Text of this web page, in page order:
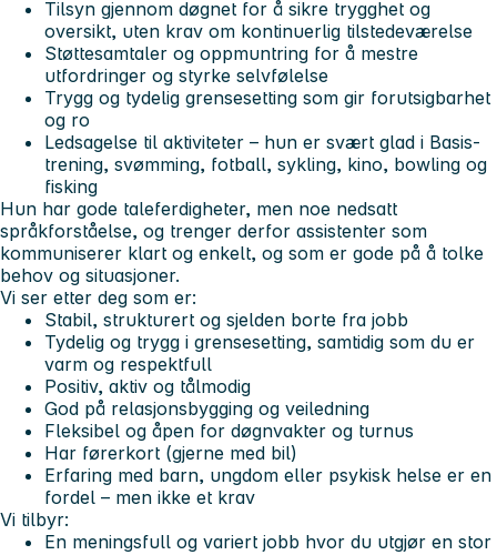
Tilsyn gjennom døgnet for å sikre trygghet og
oversikt, uten krav om kontinuerlig tilstedeværelse
Støttesamtaler og oppmuntring for å mestre
utfordringer og styrke selvfølelse
Trygg og tydelig grensesetting som gir forutsigbarhet
og ro
Ledsagelse til aktiviteter – hun er svært glad i Basis-
trening, svømming, fotball, sykling, kino, bowling og
fisking
Hun har gode taleferdigheter, men noe nedsatt
språkforståelse, og trenger derfor assistenter som
kommuniserer klart og enkelt, og som er gode på å tolke
behov og situasjoner.
Vi ser etter deg som er:
Stabil, strukturert og sjelden borte fra jobb
Tydelig og trygg i grensesetting, samtidig som du er
varm og respektfull
Positiv, aktiv og tålmodig
God på relasjonsbygging og veiledning
Fleksibel og åpen for døgnvakter og turnus
Har førerkort (gjerne med bil)
Erfaring med barn, ungdom eller psykisk helse er en
fordel – men ikke et krav
Vi tilbyr:
En meningsfull og variert jobb hvor du utgjør en stor